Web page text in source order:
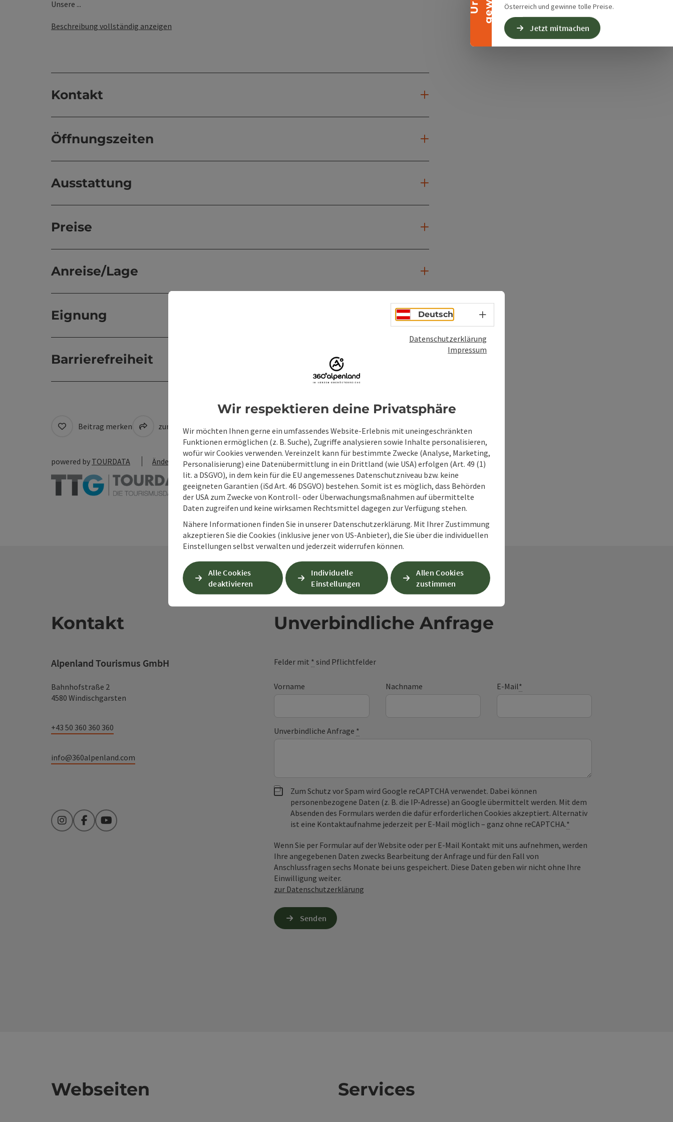
Österreich und gewinne tolle Preise.
Jetzt mitmachen
Unsere ...
Beschreibung vollständig anzeigen
Kontakt
Öffnungszeiten
Ausstattung
Preise
Anreise/Lage
Eignung
Barrierefreiheit
Beitrag merken zum Merkzettel PDF erstellen Beitrag drucken In der Nähe
powered by TOURDATA Änderung vorschlagen
Kontakt
Alpenland Tourismus GmbH
Bahnhofstraße 2
4580 Windischgarsten
+43 50 360 360 360
info@360alpenland.com
InstagramFacebookYouTube
Unverbindliche Anfrage
Felder mit * sind Pflichtfelder
Vorname Nachname E-Mail*
Unverbindliche Anfrage *
Zum Schutz vor Spam wird Google reCAPTCHA verwendet. Dabei können
personenbezogene Daten (z. B. die IP-Adresse) an Google übermittelt werden. Mit dem
Absenden des Formulars werden die dafür erforderlichen Cookies akzeptiert. Alternativ
ist eine Kontaktaufnahme jederzeit per E-Mail möglich – ganz ohne reCAPTCHA.*
Wenn Sie per Formular auf der Website oder per E-Mail Kontakt mit uns aufnehmen, werden
Ihre angegebenen Daten zwecks Bearbeitung der Anfrage und für den Fall von
Anschlussfragen sechs Monate bei uns gespeichert. Diese Daten geben wir nicht ohne Ihre
Einwilligung weiter.
zur Datenschutzerklärung
Senden
Webseiten Services
Deutsch Sprachwahl - Menü öffnen
Datenschutzerklärung
Impressum
Wir respektieren deine Privatsphäre
Wir möchten Ihnen gerne ein umfassendes Website-Erlebnis mit uneingeschränkten
Funktionen ermöglichen (z. B. Suche), Zugriffe analysieren sowie Inhalte personalisieren,
wofür wir Cookies verwenden. Vereinzelt kann für bestimmte Zwecke (Analyse, Marketing,
Personalisierung) eine Datenübermittlung in ein Drittland (wie USA) erfolgen (Art. 49 (1)
lit. a DSGVO), in dem kein für die EU angemessenes Datenschutzniveau bzw. keine
geeigneten Garantien (iSd Art. 46 DSGVO) bestehen. Somit ist es möglich, dass Behörden
der USA zum Zwecke von Kontroll- oder Überwachungsmaßnahmen auf übermittelte
Daten zugreifen und keine wirksamen Rechtsmittel dagegen zur Verfügung stehen.
Nähere Informationen finden Sie in unserer Datenschutzerklärung. Mit Ihrer Zustimmung
akzeptieren Sie die Cookies (inklusive jener von US-Anbieter), die Sie über die individuellen
Einstellungen selbst verwalten und jederzeit widerrufen können.
Alle Cookies
deaktivieren
Individuelle
Einstellungen
Allen Cookies
zustimmen